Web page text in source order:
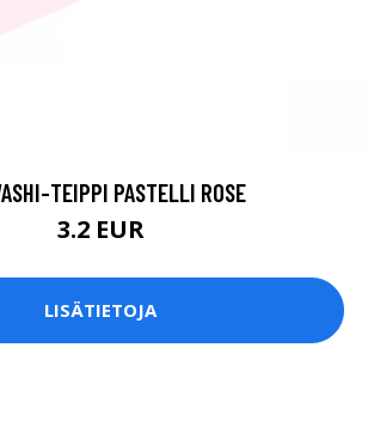
TEIPPI PASTELLI ROSE
3.2 EUR
LISÄTIETOJA